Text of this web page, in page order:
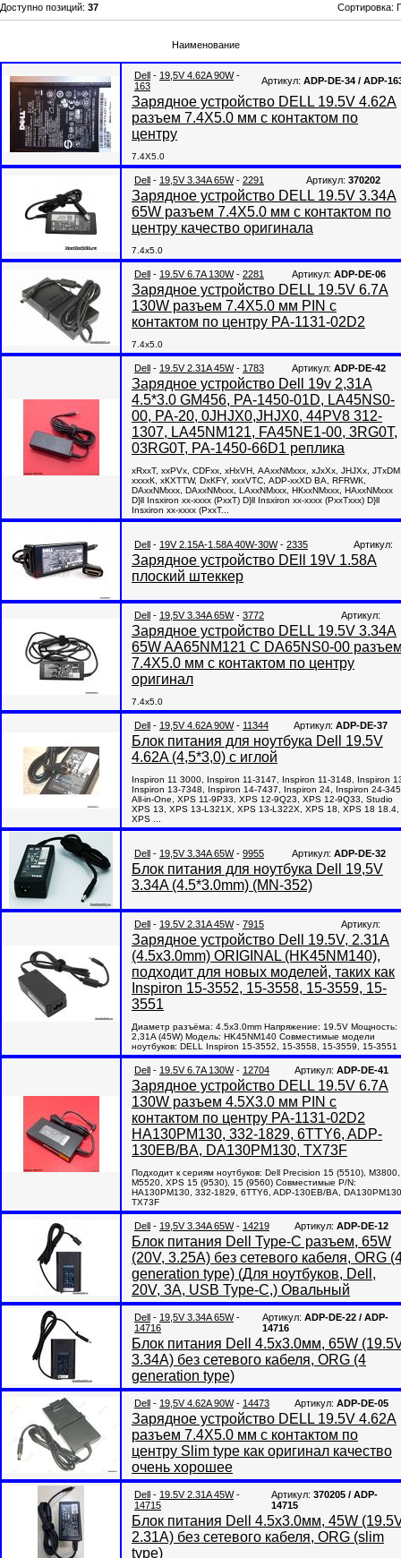
Доступно позиций: 37 Сортировка:
Наименование
Dell - 19,5V 4.62A 90W-
163
Артикул: ADP-DE-34 / ADP-
Зарядное устройство DELL 19.5V 4.62A
разъем 7.4X5.0 мм с контактом по
центру
7.4X5.0
Dell - 19,5V 3.34A 65W- 2291 Артикул: 370202
Зарядное устройство DELL 19.5V 3.34A
65W разъем 7.4X5.0 мм с контактом по
центру качество оригинала
7.4x5.0
Dell - 19.5V 6.7A 130W- 2281 Артикул: ADP-DE-06
Зарядное устройство DELL 19.5V 6.7A
130W разъем 7.4X5.0 мм PIN с
контактом по центру PA-1131-02D2
7.4x5.0
Dell - 19.5V 2.31A 45W- 1783 Артикул: ADP-DE-42
Зарядное устройство Dell 19v 2,31A
4.5*3.0 GM456, PA-1450-01D, LA45NS0-
00, PA-20, 0JHJX0,JHJX0, 44PV8 312-
1307, LA45NM121, FA45NE1-00, 3RG0T,
03RG0T, PA-1450-66D1 реплика
хRххТ, ххРVх, СDFхх, хНхVН, ААххNМххх, хJхХх, JНJХх,
ххххК, хКХТТW, DхКFY, хххVТС, АDР-ххХD ВА, RFRWК,
DАххNМххх, DАххNМххх, LАххNМххх, НКххNМххх, НАххNМххх
D}ll Insхirоn хх-хххх (РххТ) D}ll Insхirоn хх-хххх (РххТххх) D}ll
Insхirоn хх-хххх (РххТ...
Dell - 19V 2.15A-1.58A 40W-30W- 2335 Артикул:
Зарядное устройство DEll 19V 1.58A
плоский штеккер
Dell - 19,5V 3.34A 65W- 3772 Артикул:
Зарядное устройство DELL 19.5V 3.34A
65W AA65NM121 C DA65NS0-00
7.4X5.0 мм с контактом по центру
оригинал
7.4x5.0
Dell - 19,5V 4.62A 90W- 11344 Артикул: ADP-DE-37
Блок питания для ноутбука Dell 19.5V
4.62A (4,5*3,0) с иглой
Inspiron 11 3000, Inspiron 11-3147, Inspiron 11-3148, Inspiron
Inspiron 13-7348, Inspiron 14-7437, Inspiron 24, Inspiron 24-
All-in-One, XPS 11-9P33, XPS 12-9Q23, XPS 12-9Q33, Studio
XPS 13, XPS 13-L321X, XPS 13-L322X, XPS 18, XPS 18 18.4,
XPS ...
Dell - 19,5V 3.34A 65W- 9955 Артикул: ADP-DE-32
Блок питания для ноутбука Dell 19,5V
3.34A (4.5*3.0mm) (MN-352)
Dell - 19.5V 2.31A 45W- 7915 Артикул:
Зарядное устройство Dell 19.5V, 2.31A
(4.5x3.0mm) ORIGINAL (HK45NM140),
подходит для новых моделей, таких как
Inspiron 15-3552, 15-3558, 15-3559, 15-
3551
Диаметр разъёма: 4.5x3.0mm Напряжение: 19.5V Мощность:
2,31A (45W) Модель: HK45NM140 Совместимые модели
ноутбуков: DELL Inspiron 15-3552, 15-3558, 15-3559, 15-3551
Dell - 19.5V 6.7A 130W- 12704 Артикул: ADP-DE-41
Зарядное устройство DELL 19.5V 6.7A
130W разъем 4.5X3.0 мм PIN с
контактом по центру PA-1131-02D2
HA130PM130, 332-1829, 6TTY6, ADP-
130EB/BA, DA130PM130, TX73F
Подходит к сериям ноутбуков: Dell Precision 15 (5510), M3800,
M5520, XPS 15 (9530), 15 (9560) Совместимые P/N:
HA130PM130, 332-1829, 6TTY6, ADP-130EB/BA,
TX73F
Dell - 19,5V 3.34A 65W- 14219 Артикул: ADP-DE-12
Блок питания Dell Type-C разъем, 65W
(20V, 3.25A) без сетевого кабеля, ORG
generation type) (Для ноутбуков, Dell,
20V, 3A, USB Type-C,) Овальный
Dell - 19,5V 3.34A 65W-
14716
Артикул: ADP-DE-22 / ADP-
14716
Блок питания Dell 4.5x3.0мм, 65W
3.34A) без сетевого кабеля, ORG (4
generation type)
Dell - 19,5V 4.62A 90W- 14473 Артикул: ADP-DE-05
Зарядное устройство DELL 19.5V 4.62A
разъем 7.4X5.0 мм с контактом по
центру Slim type как оригинал качество
очень хорошее
Dell - 19.5V 2.31A 45W-
14715
Артикул: 370205 / ADP-
14715
Блок питания Dell 4.5x3.0мм, 45W
2.31A) без сетевого кабеля, ORG (slim
type)